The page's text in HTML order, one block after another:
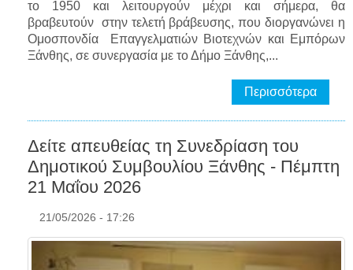
το 1950 και λειτουργούν μέχρι και σήμερα, θα
βραβευτούν στην τελετή βράβευσης, που διοργανώνει η
Ομοσπονδία Επαγγελματιών Βιοτεχνών και Εμπόρων
Ξάνθης, σε συνεργασία με το Δήμο Ξάνθης,...
Περισσότερα
Δείτε απευθείας τη Συνεδρίαση του
Δημοτικού Συμβουλίου Ξάνθης - Πέμπτη
21 Μαΐου 2026
21/05/2026 - 17:26